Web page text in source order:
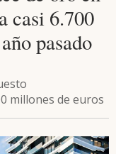
casi 6.700
pasado
millones de euros